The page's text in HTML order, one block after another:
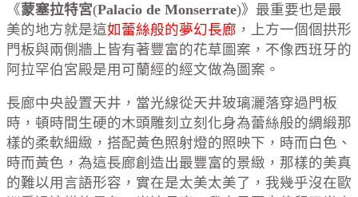
《蒙塞拉特宮(Palacio de Monserrate)》最重要也是最
美的地方就是這如蕾絲般的夢幻長廊 ，上方一個個拱形
門板與兩側牆上皆有著豐富的花草圖案，不像西班牙的
阿拉罕伯宮殿是用可蘭經的經文做為圖案。
長廊中央設置天井，當光線從天井玻璃灑落穿過門板
時，頓時間生硬的木頭雕刻立刻化身為蕾絲般的綢緞那
樣的柔軟細緻，搭配黃色照射燈的照映下，時而白色、
時而黃色，為這長廊創造出最豐富的景緻，那樣的美真
的難以用言語形容，實在是太美太美了，我幾乎沒在歐